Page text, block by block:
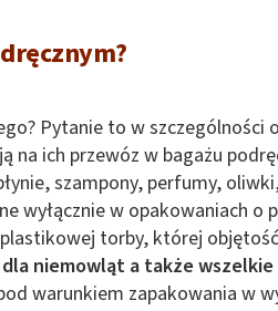
Pytanie to w szczególności
na ich przewóz w bagażu
szampony, perfumy,
wyłącznie w opakowaniach o
torby, której
niemowląt a także wszelkie
warunkiem zapakowania w